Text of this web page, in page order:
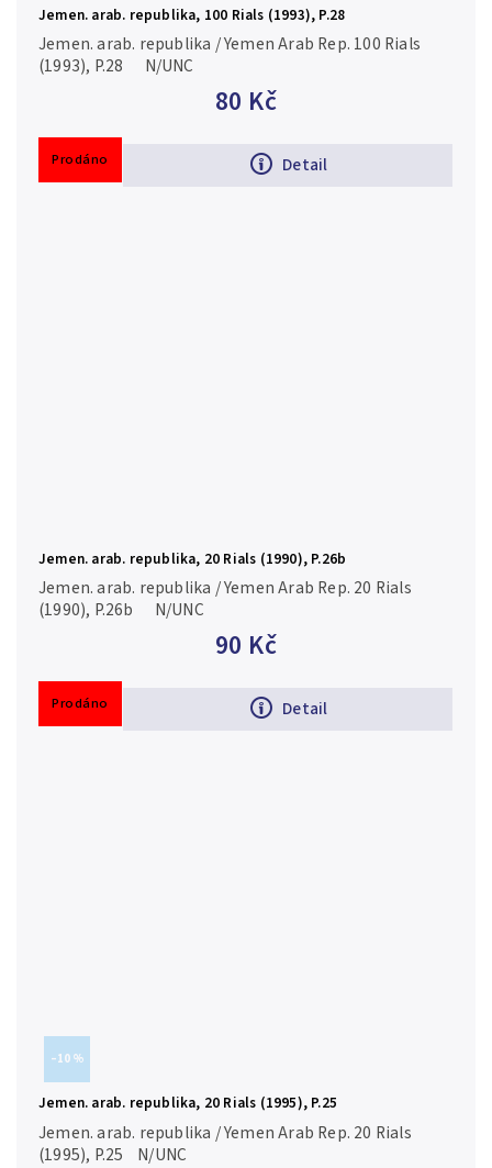
Jemen. arab. republika, 100 Rials (1993), P.28
80 Kč
Detail
Jemen. arab. republika / Yemen Arab Rep. 100 Rials
(1993), P.28 N/UNC
Prodáno
Jemen. arab. republika, 20 Rials (1990), P.26b
90 Kč
Detail
Jemen. arab. republika / Yemen Arab Rep. 20 Rials
(1990), P.26b N/UNC
Prodáno
–10 %
Jemen. arab. republika, 20 Rials (1995), P.25
Jemen. arab. republika / Yemen Arab Rep. 20 Rials
(1995), P.25 N/UNC